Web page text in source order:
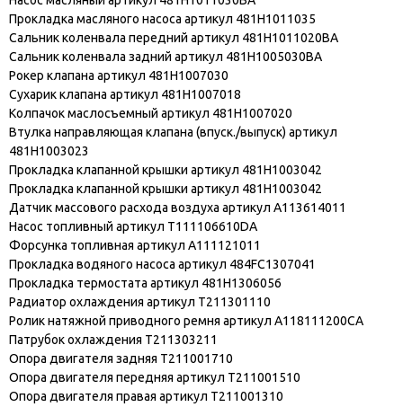
Прокладка масляного насоса артикул 481H1011035
Сальник коленвала передний артикул 481H1011020BA
Сальник коленвала задний артикул 481H1005030BA
Рокер клапана артикул 481H1007030
Сухарик клапана артикул 481H1007018
Колпачок маслосъемный артикул 481H1007020
Втулка направляющая клапана (впуск./выпуск) артикул
481H1003023
Прокладка клапанной крышки артикул 481H1003042
Прокладка клапанной крышки артикул 481H1003042
Датчик массового расхода воздуха артикул A113614011
Насос топливный артикул T111106610DA
Форсунка топливная артикул A111121011
Прокладка водяного насоса артикул 484FC1307041
Прокладка термостата артикул 481H1306056
Радиатор охлаждения артикул T211301110
Ролик натяжной приводного ремня артикул A118111200CA
Патрубок охлаждения T211303211
Опора двигателя задняя T211001710
Опора двигателя передняя артикул T211001510
Опора двигателя правая артикул T211001310